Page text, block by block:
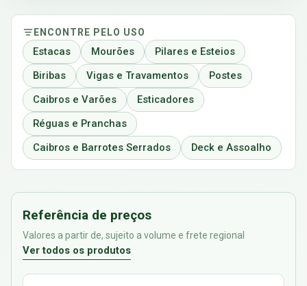
ENCONTRE PELO USO
Estacas Mourões
Pilares e Esteios
Biribas
Vigas e Travamentos
Postes
Caibros e Varões
Esticadores
Réguas e Pranchas
Caibros e Barrotes Serrados
Deck e Assoalho
Referência de preços
Valores a partir de, sujeito a volume e frete regional
Ver todos os produtos